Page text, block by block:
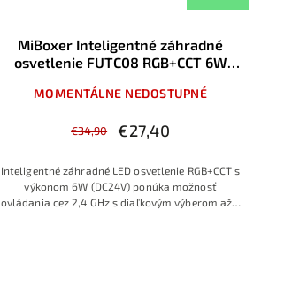
MiBoxer Inteligentné záhradné
osvetlenie FUTC08 RGB+CCT 6W
MOMENTÁLNE NEDOSTUPNÉ
€34,90 €27,40
Inteligentné záhradné LED osvetlenie RGB+CCT s
výkonom 6W (DC24V) ponúka možnosť
ovládania cez 2,4 GHz s diaľkovým výberom až z